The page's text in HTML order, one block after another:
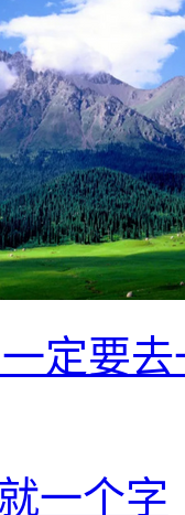
定要
一个字